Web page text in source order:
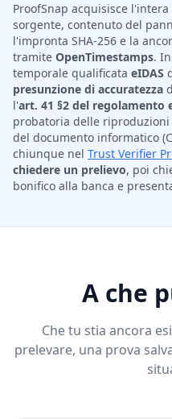
ProofSnap acquisisce
sorgente, contenuto del
l'impronta SHA-256 e la
tramite OpenTimestamps.
temporale qualificata eIDAS
presunzione di accuratezza
l'art. 41 §2 del regolamento
probatoria delle riproduzioni
del documento informatico
chiunque nel Trust Verifier
chiedere un prelievo, poi
bonifico alla banca e
A che
Che tu stia ancora
prelevare, una prova